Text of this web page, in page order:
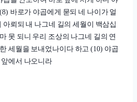
(8) 바로가 야곱에게 묻되 네 나이가 얼
아뢰되 내 나그네 길의 세월이 백삼십
못 되니 우리 조상의 나그네 길의 연
세월을 보내었나이다 하고(10) 야곱
에서 나오니라